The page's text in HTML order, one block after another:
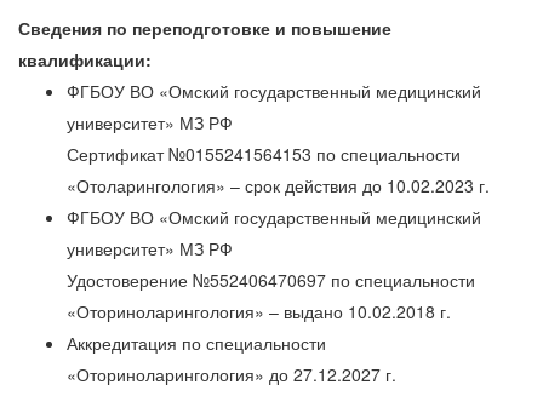
Сведения по переподготовке и повышение
квалификации:
ФГБОУ ВО «Омский государственный медицинский
университет» МЗ РФ
Сертификат №0155241564153 по специальности
«Отоларингология» – срок действия до 10.02.2023 г.
ФГБОУ ВО «Омский государственный медицинский
университет» МЗ РФ
Удостоверение №552406470697 по специальности
«Оториноларингология» – выдано 10.02.2018 г.
Аккредитация по специальности
«Оториноларингология» до 27.12.2027 г.